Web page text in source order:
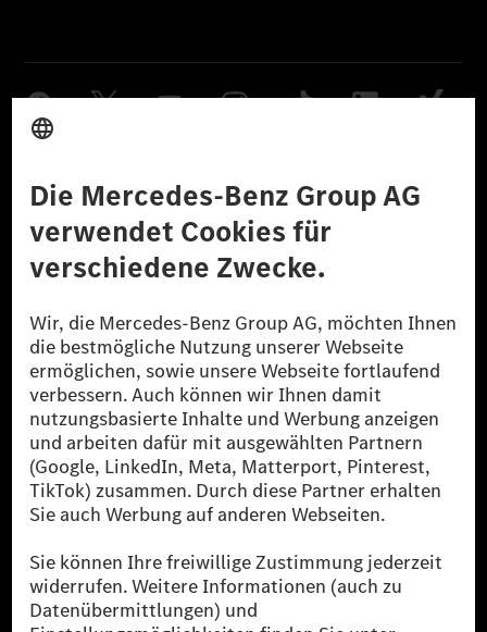
Datenschutz Lizenzhinweise Dritter Barrierefreiheit
© 2026 Mercedes-Benz Group AG. Alle Rechte vorbehalten.
[1] Bilanziell CO₂-neutral bedeutet, dass nicht vermiedene oder nicht
reduzierte CO₂-Emissionen bei der Mercedes-Benz Group durch
zertifizierte Ausgleichsprojekte kompensiert werden.
[2] Renewable Charging ist ein integraler Bestandteil von MB.CHARGE
Public in Europa, den USA, Kanada und China. Sofern an der jeweiligen
Ladestation noch kein Strom aus erneuerbaren Energien vorliegt,
verwendet Renewable Charging Grünstromzertifikate*. Diese stellen
sicher, dass für Ladevorgänge über MB.CHARGE Public eine äquivalente
Strommenge aus erneuerbaren Energien ins Stromnetz eingespeist wird.
als sechs Jahre sind.
* Inkl. EKOenergy Ökolabel
* Die angegebenen Werte wurden nach dem vorgeschriebenen
Messverfahren WLTP (Worldwide harmonised Light vehicles Test